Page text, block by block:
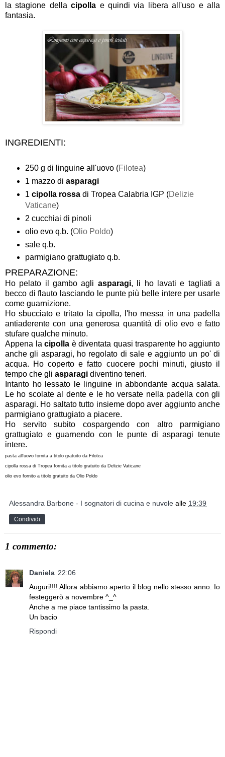
la stagione dellacipolla e quindi via libera all'uso e alla
fantasia.
INGREDIENTI:
250 g di linguine all'uovo (Filotea)
1 mazzo di asparagi
1 cipolla rossadi Tropea Calabria IGP (Delizie
Vaticane)
2 cucchiai di pinoli
olio evo q.b. (Olio Poldo)
sale q.b.
parmigiano grattugiato q.b.
PREPARAZIONE:
Ho pelato il gambo agli asparagi, li ho lavati e tagliati a
becco di flauto lasciando le punte più belle intere per usarle
come guarnizione.
Ho sbucciato e tritato la cipolla, l'ho messa in una padella
antiaderente con una generosa quantità di olio evo e fatto
stufare qualche minuto.
Appena la cipolla è diventata quasi trasparente ho aggiunto
anche gli asparagi, ho regolato di sale e aggiunto un po' di
acqua. Ho coperto e fatto cuocere pochi minuti, giusto il
tempo che gli asparagi diventino teneri.
Intanto ho lessato le linguine in abbondante acqua salata.
Le ho scolate al dente e le ho versate nella padella con gli
asparagi. Ho saltato tutto insieme dopo aver aggiunto anche
parmigiano grattugiato a piacere.
Ho servito subito cospargendo con altro parmigiano
grattugiato e guarnendo con le punte di asparagi tenute
intere.
pasta all'uovo fornita a titolo gratuito da Filotea
cipolla rossa di Tropea fornita a titolo gratuito da Delizie Vaticane
olio evo fornito a titolo gratuito da Olio Poldo
Alessandra Barbone - I sognatori di cucina e nuvole alle 19:39
Condividi
1 commento:
Daniela 22:06
Auguri!!!! Allora abbiamo aperto il blog nello stesso anno. Io
festeggerò a novembre ^_^
Anche a me piace tantissimo la pasta.
Un bacio
Rispondi